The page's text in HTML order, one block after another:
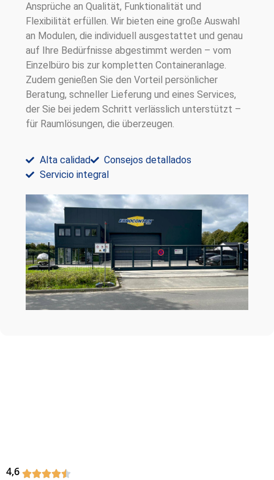
Ansprüche an Qualität, Funktionalität und
Flexibilität erfüllen. Wir bieten eine große Auswahl
an Modulen, die individuell ausgestattet und genau
auf Ihre Bedürfnisse abgestimmt werden – vom
Einzelbüro bis zur kompletten Containeranlage.
Zudem genießen Sie den Vorteil persönlicher
Beratung, schneller Lieferung und eines Services,
der Sie bei jedem Schritt verlässlich unterstützt –
für Raumlösungen, die überzeugen.
Alta calidad
Consejos detallados
Servicio integral
4,6